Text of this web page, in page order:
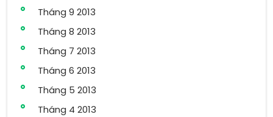
Tháng 9 2013
Tháng 8 2013
Tháng 7 2013
Tháng 6 2013
Tháng 5 2013
Tháng 4 2013